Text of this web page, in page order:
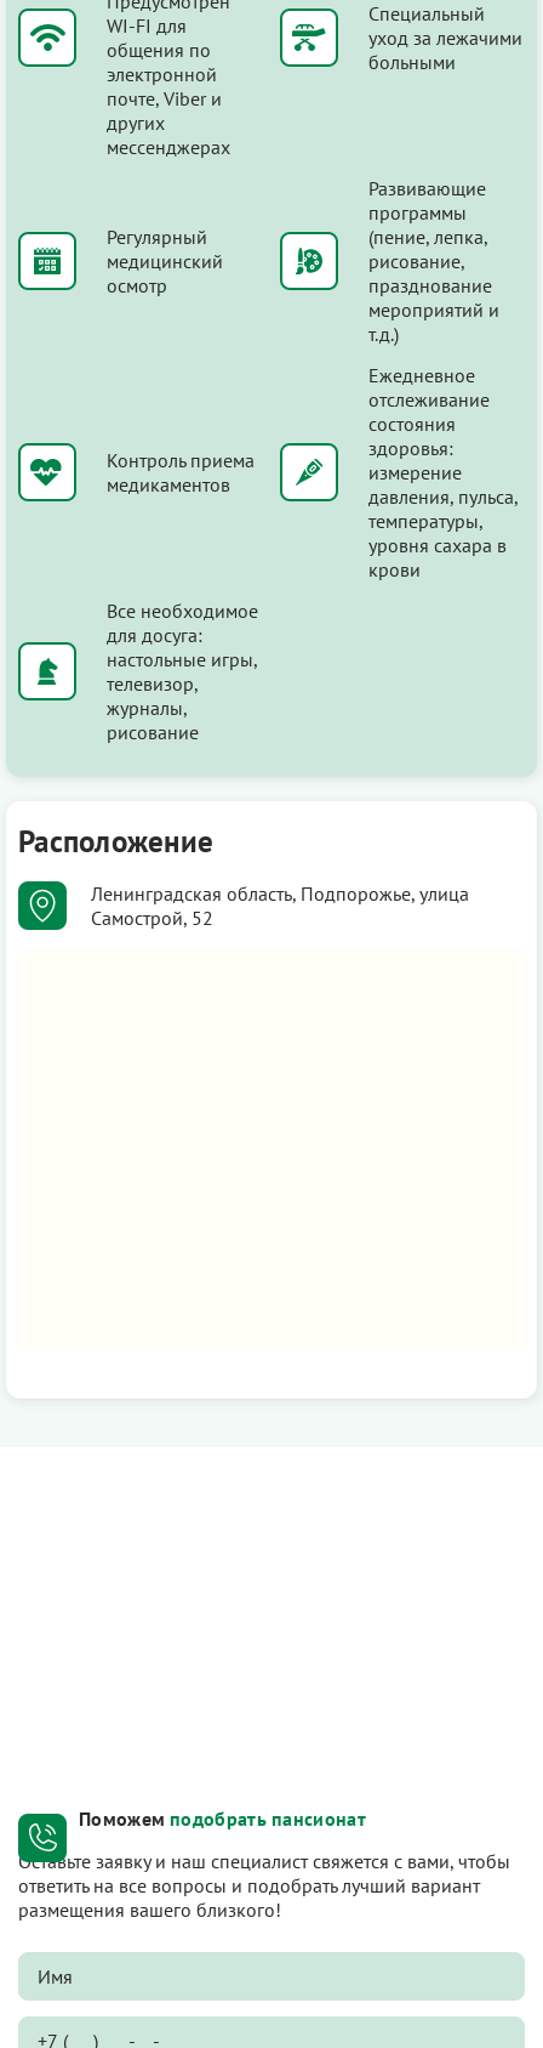
WI-FI для
общения по
электронной
почте, Viber и
других
мессенджерах
Специальный
уход за лежачими
больными
Регулярный
медицинский
осмотр
Развивающие
программы
(пение, лепка,
рисование,
празднование
мероприятий и
т.д.)
Контроль приема
медикаментов
Ежедневное
отслеживание
состояния
здоровья:
измерение
давления, пульса,
температуры,
уровня сахара в
крови
Все необходимое
для досуга:
настольные игры,
телевизор,
журналы,
рисование
Расположение
Ленинградская область, Подпорожье, улица
Самострой, 52
Поможем подобрать пансионат
Оставьте заявку и наш специалист свяжется с вами, чтобы
ответить на все вопросы и подобрать лучший вариант
размещения вашего близкого!